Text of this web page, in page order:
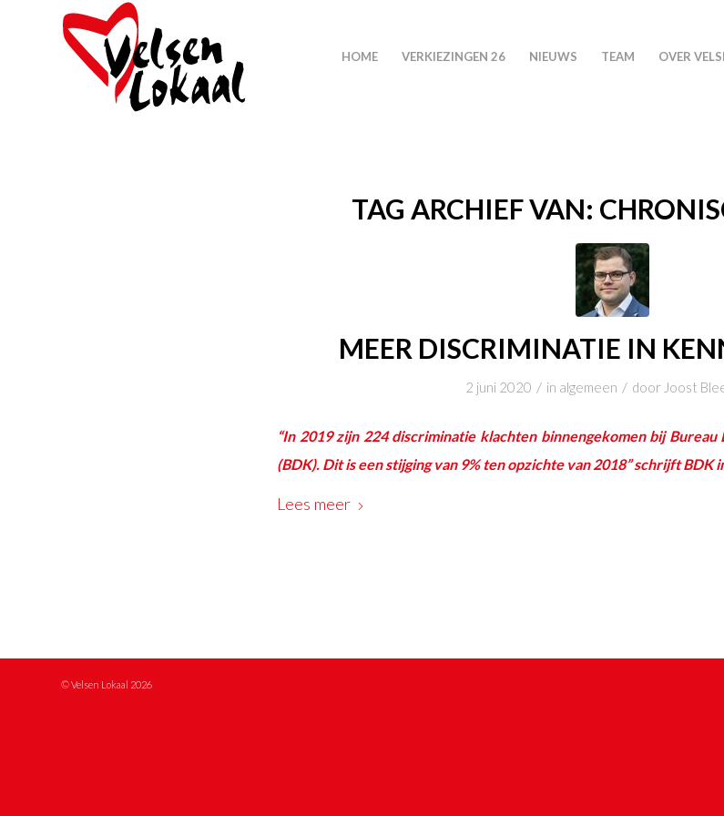
HOME VERKIEZINGEN 26 NIEUWS TEAM OVER
TAG ARCHIEF VAN:
MEER DISCRIMINATIE IN
2 juni 2020 / in algemeen / door Joost
“In 2019 zijn 224 discriminatie klachten binnengekomen bij
(BDK). Dit is een stijging van 9% ten opzichte van 2018” schrijft BDK
Lees meer
© Velsen Lokaal 2026